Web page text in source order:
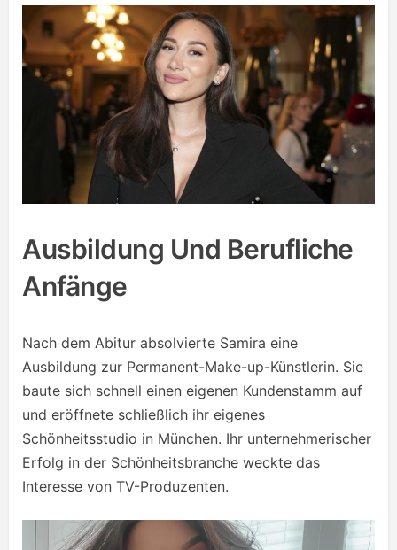
Ausbildung Und Berufliche
Anfänge
Nach dem Abitur absolvierte Samira eine
Ausbildung zur Permanent-Make-up-Künstlerin. Sie
baute sich schnell einen eigenen Kundenstamm auf
und eröffnete schließlich ihr eigenes
Schönheitsstudio in München. Ihr unternehmerischer
Erfolg in der Schönheitsbranche weckte das
Interesse von TV-Produzenten.